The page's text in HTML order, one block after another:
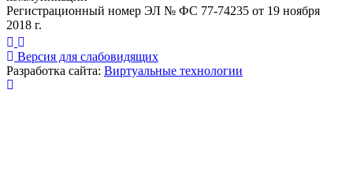
Регистрационный номер ЭЛ № ФС 77-74235 от 19 ноября
2018 г.
Версия для слабовидящих
Разработка сайта: Виртуальные технологии